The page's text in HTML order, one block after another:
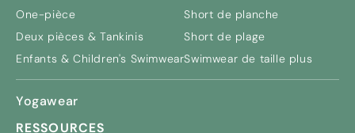
One-pièce
Deux pièces & Tankinis
Enfants & Children's Swimwear
Short de planche
Short de plage
Swimwear de taille plus
Yogawear
RESSOURCES